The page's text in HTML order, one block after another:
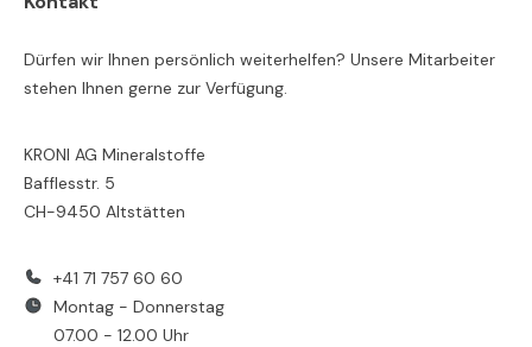
Dürfen wir Ihnen persönlich weiterhelfen? Unsere Mitarbeiter
stehen Ihnen gerne zur Verfügung.
KRONI AG Mineralstoffe
Bafflesstr. 5
CH-9450 Altstätten
+41 71 757 60 60
Montag - Donnerstag
07.00 - 12.00 Uhr